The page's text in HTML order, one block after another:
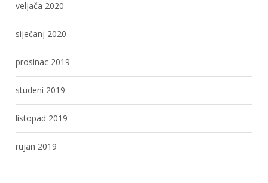
veljača 2020
siječanj 2020
prosinac 2019
studeni 2019
listopad 2019
rujan 2019